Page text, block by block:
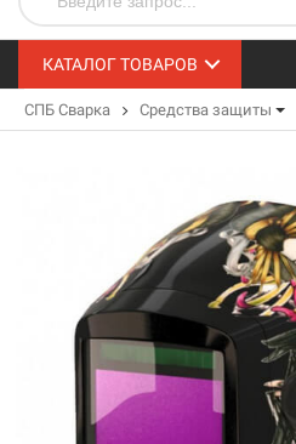
КАТАЛОГ ТОВАРОВ
СПБ Сварка Средства защиты